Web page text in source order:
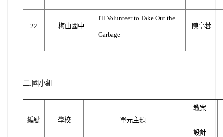
22 梅山國中
I'll Volunteer to Take Out the
Garbage
陳亭蓉
二.國小組
編號 學校 單元主題
教案
設計